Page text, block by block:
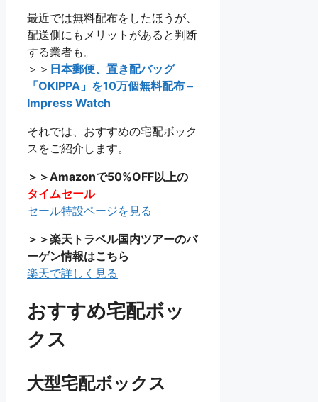
最近では無料配布をしたほうが、
配送側にもメリットがあると判断
する業者も。
＞＞ 日本郵便、置き配バッグ
「OKIPPA」を10万個無料配布 –
Impress Watch
それでは、おすすめの宅配ボック
スをご紹介します。
＞＞Amazonで50%OFF以上の
タイムセール
セール特設ページを見る
＞＞楽天トラベル国内ツアーのバ
ーゲン情報はこちら
楽天で詳しく見る
おすすめ宅配ボッ
クス
大型宅配ボックス